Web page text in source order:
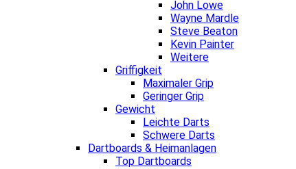
John Lowe
Wayne Mardle
Steve Beaton
Kevin Painter
Weitere
Griffigkeit
Maximaler Grip
Geringer Grip
Gewicht
Leichte Darts
Schwere Darts
Dartboards & Heimanlagen
Top Dartboards